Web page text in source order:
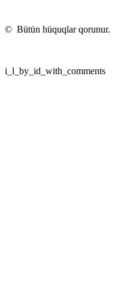
© Bütün hüquqlar qorunur.
i_l_by_id_with_comments